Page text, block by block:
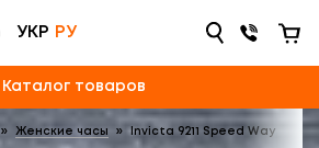
УКР РУ
Каталог товаров
» Женские часы » Invicta 9211 Speed Way